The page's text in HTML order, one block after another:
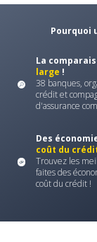
Pourquoi
La
large !
38 banques,
crédit et
d'assurance
Des
coût du
Trouvez les
faites des
coût du crédit !